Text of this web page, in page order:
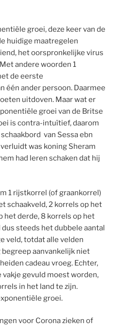
groei, deze keer van de
huidige maatregelen
het oorspronkelijke virus
andere woorden 1
de eerste
één ander persoon. Daarmee
uitdoven. Maar wat er
groei van de Britse
is contra-intuïtief, daarom
van Sessa ebn
was koning Sheram
had leren schaken dat hij
1 rijstkorrel (of graankorrel)
schaakveld, 2 korrels op het
het derde, 8 korrels op het
steeds het dubbele aantal
veld, totdat alle velden
aanvankelijk niet
cadeau vroeg. Echter,
gevuld moest worden,
in het land te zijn.
groei.
voor Corona zieken of